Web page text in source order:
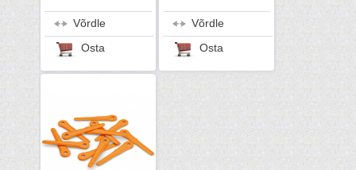
Võrdle
Osta
Võrdle
Osta